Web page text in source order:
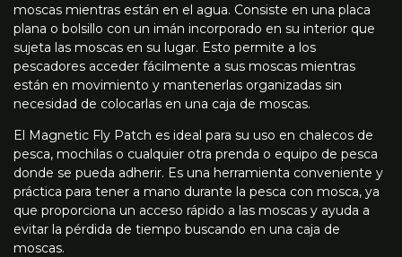
moscas mientras están en el agua. Consiste en una placa
plana o bolsillo con un imán incorporado en su interior que
sujeta las moscas en su lugar. Esto permite a los
pescadores acceder fácilmente a sus moscas mientras
están en movimiento y mantenerlas organizadas sin
necesidad de colocarlas en una caja de moscas.
El Magnetic Fly Patch es ideal para su uso en chalecos de
pesca, mochilas o cualquier otra prenda o equipo de pesca
donde se pueda adherir. Es una herramienta conveniente y
práctica para tener a mano durante la pesca con mosca, ya
que proporciona un acceso rápido a las moscas y ayuda a
evitar la pérdida de tiempo buscando en una caja de
moscas.